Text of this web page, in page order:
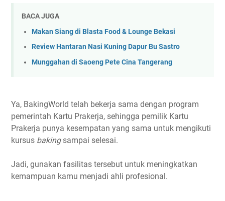
BACA JUGA
Makan Siang di Blasta Food & Lounge Bekasi
Review Hantaran Nasi Kuning Dapur Bu Sastro
Munggahan di Saoeng Pete Cina Tangerang
Ya, BakingWorld telah bekerja sama dengan program
pemerintah Kartu Prakerja, sehingga pemilik Kartu
Prakerja punya kesempatan yang sama untuk mengikuti
kursus bakingsampai selesai.
Jadi, gunakan fasilitas tersebut untuk meningkatkan
kemampuan kamu menjadi ahli profesional.